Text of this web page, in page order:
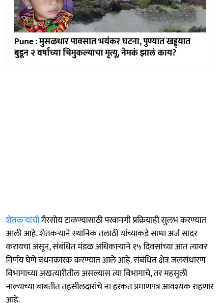
Pune : मुसळधार पावसात भयंकर घटना, पुण्यात खड्ड्यात
बुडून २ वर्षांच्या चिमुकल्याचा मृत्यू, नेमकं झालं काय?
शेतकऱ्यांचीगैरसोय टाळण्यासाठी परवानगी प्रक्रियाही सुलभ करण्यात
आली आहे. शेतकऱ्याने स्थानिक तलाठी यांच्याकडे साधा अर्ज सादर
करायचा असून, संबंधित मंडळ अधिकाऱ्याने १५ दिवसांच्या आत त्यावर
निर्णय घेणे बंधनकारक करण्यात आले आहे. संबंधित क्षेत्र जलसंधारण
विभागाच्या अखत्यारीतील असल्यास त्या विभागाचे, तर महसुली
नाल्याच्या बाबतीत तहसीलदारांचे ना हरकत प्रमाणपत्र आवश्यक राहणार
आहे.